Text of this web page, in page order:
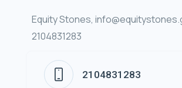
Equity Stones,
2104831283
2104831283